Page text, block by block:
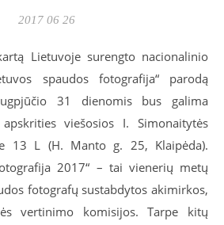
2017 06 26
Lietuvoje surengto nacionalinio
spaudos fotografija“ parodą
31 dienomis bus galima
viešosios I. Simonaitytės
13 L (H. Manto g. 25, Klaipėda).
2017“ – tai vienerių metų
fotografų sustabdytos akimirkos,
vertinimo komisijos. Tarpe kitų